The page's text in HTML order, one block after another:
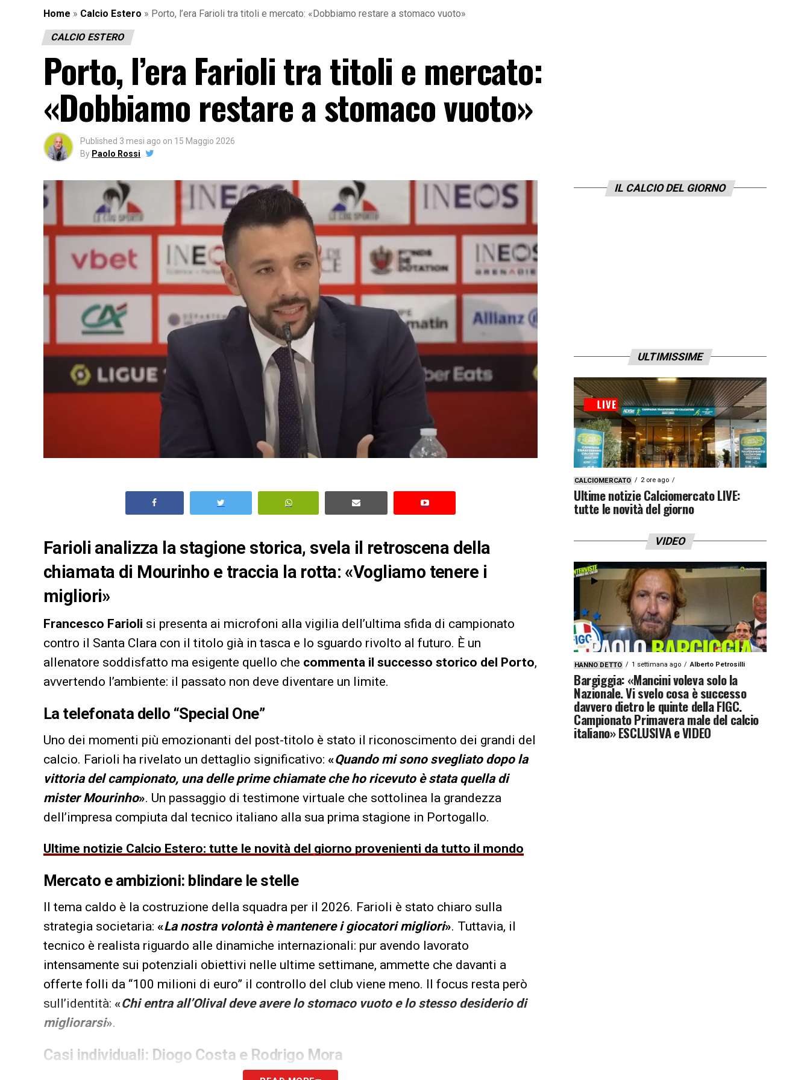
Home » Calcio Estero » Porto, l’era Farioli tra titoli e mercato: «Dobbiamo restare a stomaco vuoto»
CALCIO ESTERO
Porto, l’era Farioli tra titoli e mercato:
«Dobbiamo restare a stomaco vuoto»
Published 3 mesi ago on 15 Maggio 2026
By Paolo Rossi
Farioli analizza la stagione storica, svela il retroscena della
chiamata di Mourinho e traccia la rotta: «Vogliamo tenere i
migliori»
Francesco Farioli si presenta ai microfoni alla vigilia dell’ultima sfida di campionato
contro il Santa Clara con il titolo già in tasca e lo sguardo rivolto al futuro. È un
allenatore soddisfatto ma esigente quello che commenta il successo storico del Porto,
avvertendo l’ambiente: il passato non deve diventare un limite.
La telefonata dello “Special One”
Uno dei momenti più emozionanti del post-titolo è stato il riconoscimento dei grandi del
calcio. Farioli ha rivelato un dettaglio significativo: «Quando mi sono svegliato dopo la
vittoria del campionato, una delle prime chiamate che ho ricevuto è stata quella di
mister Mourinho». Un passaggio di testimone virtuale che sottolinea la grandezza
dell’impresa compiuta dal tecnico italiano alla sua prima stagione in Portogallo.
Ultime notizie Calcio Estero: tutte le novità del giorno provenienti da tutto il mondo
Mercato e ambizioni: blindare le stelle
Il tema caldo è la costruzione della squadra per il 2026. Farioli è stato chiaro sulla
strategia societaria: «La nostra volontà è mantenere i giocatori migliori». Tuttavia, il
tecnico è realista riguardo alle dinamiche internazionali: pur avendo lavorato
intensamente sui potenziali obiettivi nelle ultime settimane, ammette che davanti a
offerte folli da “100 milioni di euro” il controllo del club viene meno. Il focus resta però
sull’identità: «Chi entra all’Olival deve avere lo stomaco vuoto e lo stesso desiderio di
migliorarsi».
Casi individuali: Diogo Costa e Rodrigo Mora
IL CALCIO DEL GIORNO
ULTIMISSIME
CALCIOMERCATO 2 ore ago
Ultime notizie Calciomercato LIVE:
tutte le novità del giorno
VIDEO
HANNO DETTO 1 settimana ago Alberto Petrosilli
Bargiggia: «Mancini voleva solo la
Nazionale. Vi svelo cosa è successo
davvero dietro le quinte della FIGC.
Campionato Primavera male del calcio
italiano» ESCLUSIVA e VIDEO